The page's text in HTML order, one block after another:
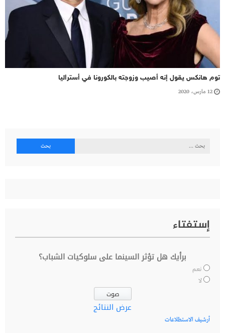
توم هانكس يقول إنه أصيب وزوجته بالكورونا في أستراليا
12 مارس، 2020
البحث
إستفتاء
برأيك هل تؤثر السينما على سلوكيات الشباب؟
نعم
لا
عرض النتائج
أرشيف الاستطلاعات